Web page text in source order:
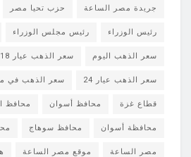
جريدة مصر الساعة حزب تحيا مصر
رئيس الوزراء رئيس مجلس الوزراء
سعر الذهب اليوم سعر الذهب عيار 18
سعر الذهب عيار 24 سعر الذهب في
قطاع غزة محافظ أسوان محافظ
محافظة أسوان محافظ سوهاج
مصر الساعة موقع مصر الساعة